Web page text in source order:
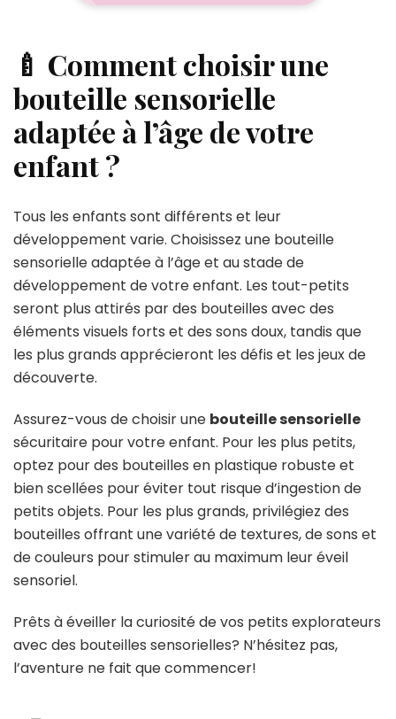
🍼 Comment choisir une
bouteille sensorielle
adaptée à l’âge de votre
enfant ?
Tous les enfants sont différents et leur
développement varie. Choisissez une bouteille
sensorielle adaptée à l’âge et au stade de
développement de votre enfant. Les tout-petits
seront plus attirés par des bouteilles avec des
éléments visuels forts et des sons doux, tandis que
les plus grands apprécieront les défis et les jeux de
découverte.
Assurez-vous de choisir une bouteille sensorielle
sécuritaire pour votre enfant. Pour les plus petits,
optez pour des bouteilles en plastique robuste et
bien scellées pour éviter tout risque d’ingestion de
petits objets. Pour les plus grands, privilégiez des
bouteilles offrant une variété de textures, de sons et
de couleurs pour stimuler au maximum leur éveil
sensoriel.
Prêts à éveiller la curiosité de vos petits explorateurs
avec des bouteilles sensorielles? N’hésitez pas,
l’aventure ne fait que commencer!